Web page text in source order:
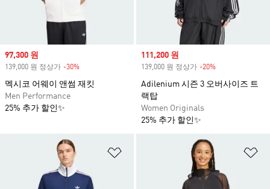
Sale price
97,300 원
139,000 원 정상가 -30%
멕시코 어웨이 앤썸 재킷
Men Performance
25% 추가 할인✨
Sale price
111,200 원
139,000 원 정상가 -20%
Adilenium 시즌 3 오버사이즈 트
랙탑
Women Originals
25% 추가 할인✨
위시리스트 담기